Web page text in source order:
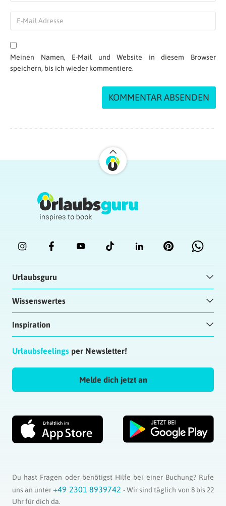
Meinen Namen, E-Mail und Website in diesem Browser
speichern, bis ich wieder kommentiere.
Urlaubsguru
Wissenswertes
Inspiration
Urlaubsfeelings per Newsletter!
Melde dich jetzt an
Du hast Fragen oder benötigst Hilfe bei einer Buchung? Rufe
uns an unter+49 2301 8939742 - Wir sind täglich von 8 bis 22
Uhr für dich da.